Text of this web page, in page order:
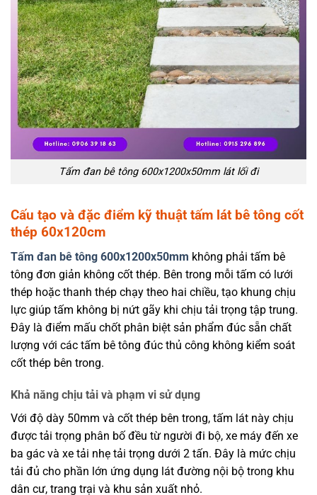
Tấm đan bê tông 600x1200x50mm lát lối đi
Cấu tạo và đặc điểm kỹ thuật tấm lát bê tông cốt
thép 60x120cm
Tấm đan bê tông 600x1200x50mm không phải tấm bê
tông đơn giản không cốt thép. Bên trong mỗi tấm có lưới
thép hoặc thanh thép chạy theo hai chiều, tạo khung chịu
lực giúp tấm không bị nứt gãy khi chịu tải trọng tập trung.
Đây là điểm mấu chốt phân biệt sản phẩm đúc sẵn chất
lượng với các tấm bê tông đúc thủ công không kiểm soát
cốt thép bên trong.
Khả năng chịu tải và phạm vi sử dụng
Với độ dày 50mm và cốt thép bên trong, tấm lát này chịu
được tải trọng phân bố đều từ người đi bộ, xe máy đến xe
ba gác và xe tải nhẹ tải trọng dưới 2 tấn. Đây là mức chịu
tải đủ cho phần lớn ứng dụng lát đường nội bộ trong khu
dân cư, trang trại và khu sản xuất nhỏ.